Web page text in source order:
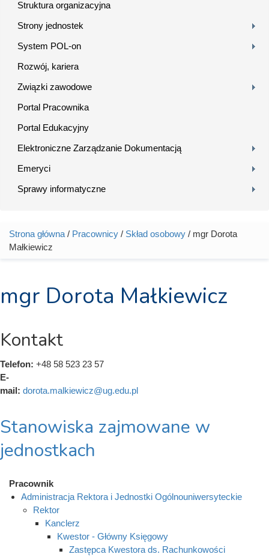
Struktura organizacyjna
Strony jednostek
System POL-on
Rozwój, kariera
Związki zawodowe
Portal Pracownika
Portal Edukacyjny
Elektroniczne Zarządzanie Dokumentacją
Emeryci
Sprawy informatyczne
Jesteś tutaj
Strona główna / Pracownicy / Skład osobowy / mgr Dorota
Małkiewicz
mgr Dorota Małkiewicz
Kontakt
Telefon: +48 58 523 23 57
E-
mail: dorota.malkiewicz@ug.edu.pl
Stanowiska zajmowane w
jednostkach
Pracownik
Administracja Rektora i Jednostki Ogólnouniwersyteckie
Rektor
Kanclerz
Kwestor - Główny Księgowy
Zastępca Kwestora ds. Rachunkowości